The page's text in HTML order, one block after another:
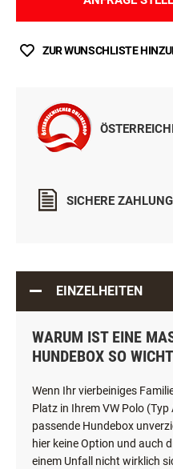
ZUR WUNSCHLISTE
SICHERE
EINZELHEITEN
WARUM IST EINE
UNDEBOX SO
Wenn Ihr vierbeiniges
Platz in Ihrem VW Polo
passende Hundebox
hier keine Option und auch
einem Unfall nicht wirklich